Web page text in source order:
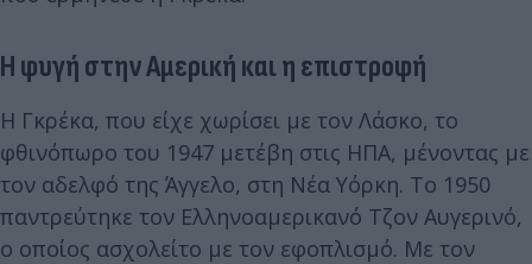
Η φυγή στην Αμερική και η επιστροφή
Η Γκρέκα, που είχε χωρίσει με τον Λάσκο, το
φθινόπωρο του 1947 μετέβη στις ΗΠΑ, μένοντας με
τον αδελφό της Άγγελο, στη Νέα Υόρκη. Το 1950
παντρεύτηκε τον Ελληνοαμερικανό Τζον Αυγερινό,
ο οποίος ασχολείτο με τον εφοπλισμό. Με τον